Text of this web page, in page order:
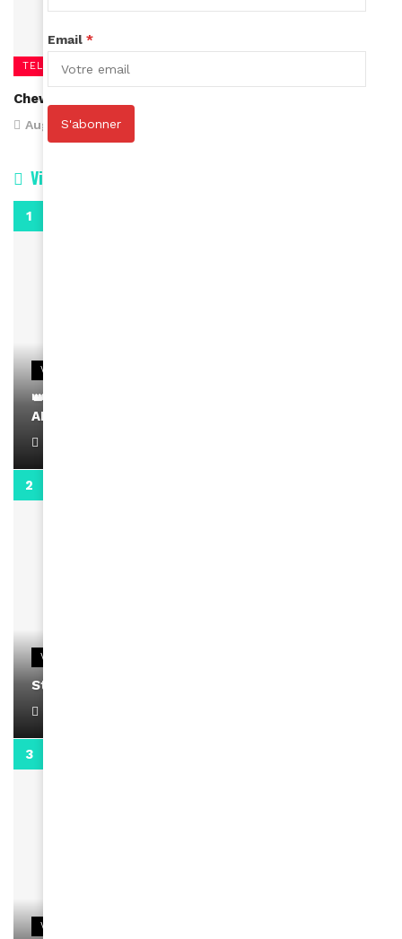
TELEVISION
Chewing Gum : le clap de fin
August 23, 2017
Vidéos
VIDEOS
👑 Remerciements à Ayden pour son message sur
AMINA, le Magazine de la Femme
VIDEOS
Stacy passe un message
VIDEOS
Email *
S'abonner